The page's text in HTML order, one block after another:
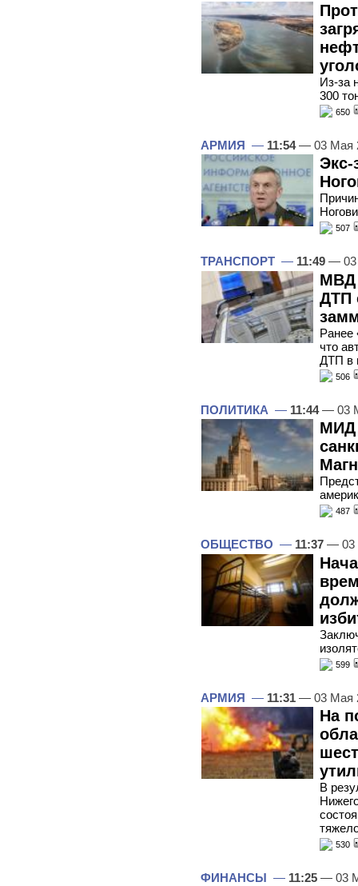
Из-за
300
650
АРМИЯ — 11:54— 03 Мая
Экс-
507
ТРАНСПОРТ — 11:49 — 03
МВД
ДТП
Ранее
что
ДТП в
506
ПОЛИТИКА — 11:44— 03
МИД
487
ОБЩЕСТВО — 11:37 — 03
599
АРМИЯ — 11:31 — 03 Мая
На
В
530
ФИНАНСЫ — 11:25 — 03